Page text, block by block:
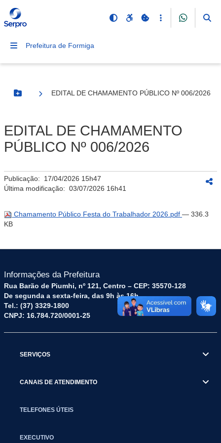
Prefeitura de Formiga
Botão Menu
EDITAL DE CHAMAMENTO PÚBLICO Nº 006/2026
EDITAL DE CHAMAMENTO
PÚBLICO Nº 006/2026
Publicação: 17/04/2026 15h47
Última modificação: 03/07/2026 16h41
Chamamento Público Festa do Trabalhador 2026.pdf — 336.3
KB
Informações da Prefeitura
Rua Barão de Piumhi, nº 121, Centro – CEP: 35570-128
De segunda a sexta-feira, das 9h às 16h
Tel.: (37) 3329-1800
CNPJ: 16.784.720/0001-25
SERVIÇOS
CANAIS DE ATENDIMENTO
TELEFONES ÚTEIS
EXECUTIVO